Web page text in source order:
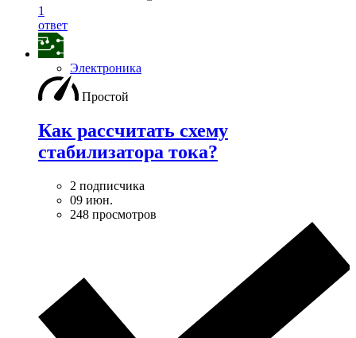
1
ответ
Электроника
Простой
Как рассчитать схему
стабилизатора тока?
2 подписчика
09 июн.
248 просмотров